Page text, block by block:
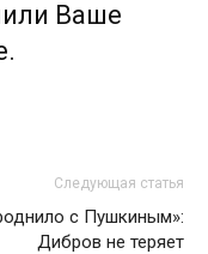
Ваше
Следующая статья
с Пушкиным»:
Дибров не теряет